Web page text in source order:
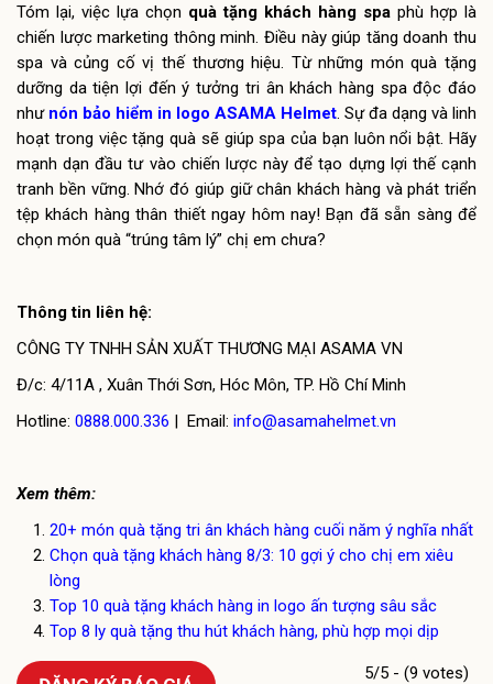
Tóm lại, việc lựa chọn quà tặng khách hàng spa phù hợp là
chiến lược marketing thông minh. Điều này giúp tăng doanh thu
spa và củng cố vị thế thương hiệu. Từ những món quà tặng
dưỡng da tiện lợi đến ý tưởng tri ân khách hàng spa độc đáo
như nón bảo hiểm in logo ASAMA Helmet. Sự đa dạng và linh
hoạt trong việc tặng quà sẽ giúp spa của bạn luôn nổi bật. Hãy
mạnh dạn đầu tư vào chiến lược này để tạo dựng lợi thế cạnh
tranh bền vững. Nhớ đó giúp giữ chân khách hàng và phát triển
tệp khách hàng thân thiết ngay hôm nay! Bạn đã sẵn sàng để
chọn món quà “trúng tâm lý” chị em chưa?
Thông tin liên hệ:
CÔNG TY TNHH SẢN XUẤT THƯƠNG MẠI ASAMA VN
Đ/c: 4/11A , Xuân Thới Sơn, Hóc Môn, TP. Hồ Chí Minh
Hotline: 0888.000.336 | Email: info@asamahelmet.vn
Xem thêm:
20+ món quà tặng tri ân khách hàng cuối năm ý nghĩa nhất
Chọn quà tặng khách hàng 8/3: 10 gợi ý cho chị em xiêu
lòng
Top 10 quà tặng khách hàng in logo ấn tượng sâu sắc
Top 8 ly quà tặng thu hút khách hàng, phù hợp mọi dịp
5/5 - (9 votes)